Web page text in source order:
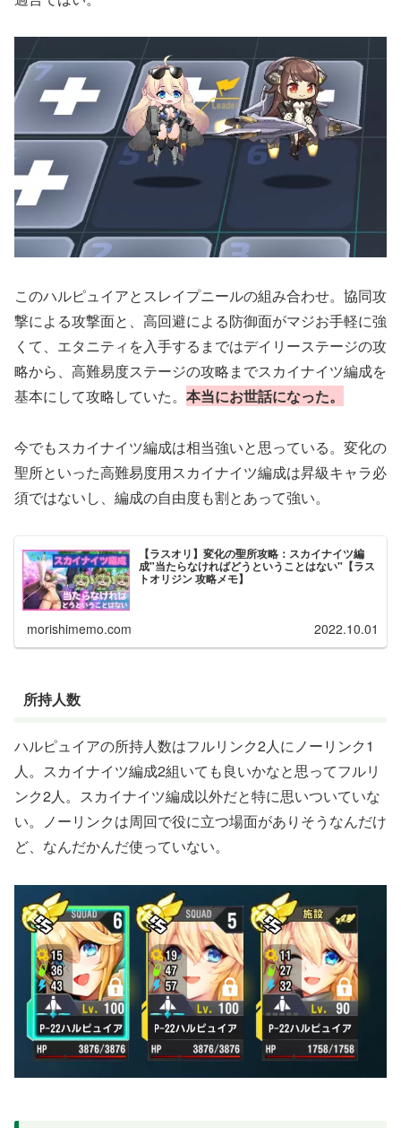
このハルピュイアとスレイプニールの組み合わせ。協同攻
撃による攻撃面と、高回避による防御面がマジお手軽に強
くて、エタニティを入手するまではデイリーステージの攻
略から、高難易度ステージの攻略までスカイナイツ編成を
基本にして攻略していた。 本当にお世話になった。
今でもスカイナイツ編成は相当強いと思っている。変化の
聖所といった高難易度用スカイナイツ編成は昇級キャラ必
須ではないし、編成の自由度も割とあって強い。
【ラスオリ】変化の聖所攻略：スカイナイツ編
成"当たらなければどうということはない"【ラス
トオリジン 攻略メモ】
morishimemo.com 2022.10.01
所持人数
ハルピュイアの所持人数はフルリンク2人にノーリンク1
人。スカイナイツ編成2組いても良いかなと思ってフルリ
ンク2人。スカイナイツ編成以外だと特に思いついていな
い。ノーリンクは周回で役に立つ場面がありそうなんだけ
ど、なんだかんだ使っていない。